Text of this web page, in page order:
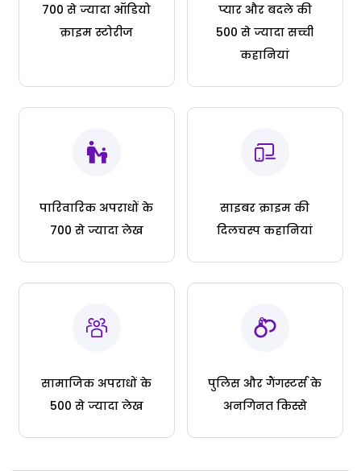
700 से ज्यादा ऑडियो
क्राइम स्टोरीज
प्यार और बदले की
500 से ज्यादा सच्ची
कहानियां
पारिवारिक अपराधों के
700 से ज्यादा लेख
साइबर क्राइम की
दिलचस्प कहानियां
सामाजिक अपराधों के
500 से ज्यादा लेख
पुलिस और गैंगस्टर्स के
अनगिनत किस्से